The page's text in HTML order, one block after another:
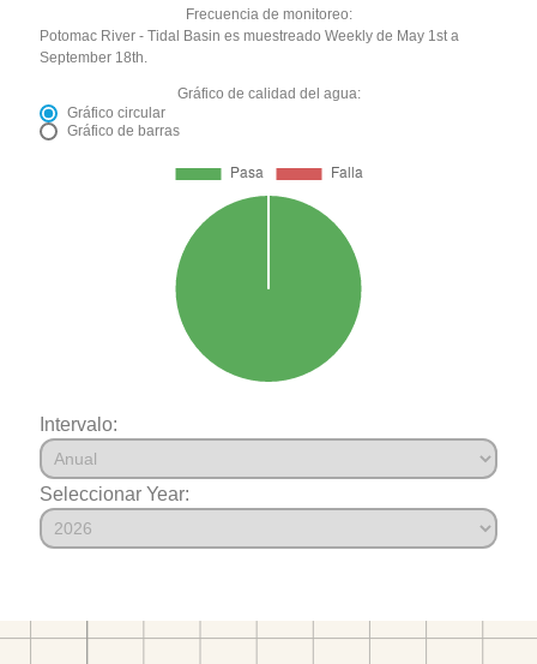
Frecuencia de monitoreo:
Potomac River - Tidal Basin es muestreado Weekly de May 1st a
September 18th.
Gráfico de calidad del agua:
Gráfico circular
Gráfico de barras
Intervalo:
Seleccionar Year: